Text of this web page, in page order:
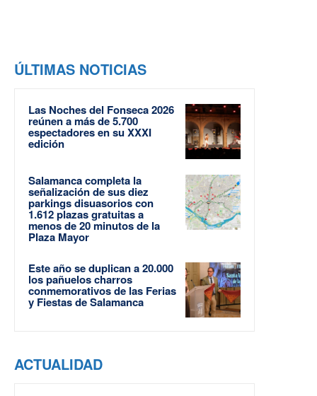
ÚLTIMAS NOTICIAS
Las Noches del Fonseca 2026
reúnen a más de 5.700
espectadores en su XXXI
edición
Salamanca completa la
señalización de sus diez
parkings disuasorios con
1.612 plazas gratuitas a
menos de 20 minutos de la
Plaza Mayor
Este año se duplican a 20.000
los pañuelos charros
conmemorativos de las Ferias
y Fiestas de Salamanca
ACTUALIDAD